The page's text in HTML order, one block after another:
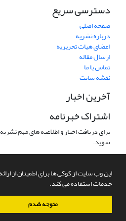
این وب سایت از کوکی ها برای اطمینان از
خدمات استفاده می کند.
متوجه شدم
دسترسی سریع
صفحه اصلی
درباره نشریه
اعضای هیات تحریریه
ارسال مقاله
تماس با ما
نقشه سایت
آخرین اخبار
اشتراک خبرنامه
برای دریافت اخبار و اطلاعیه های مهم
شوید.
سامانه مدیریت نشریات علمی.طراحی و